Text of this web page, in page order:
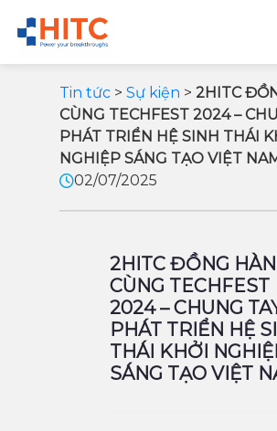
Tin tức > Sự kiện > 2HITC
CÙNG TECHFEST 2024 –
PHÁT TRIỂN HỆ SINH THÁI
NGHIỆP SÁNG TẠO VIỆT
02/07/2025
2HITC ĐỒNG
CÙNG TECHFEST
2024 – CHUNG
PHÁT TRIỂN HỆ
THÁI KHỞI
SÁNG TẠO VIỆT